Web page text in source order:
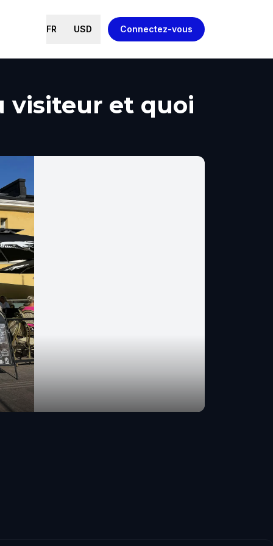
FR USD Connectez-vous
visiteur et quoi